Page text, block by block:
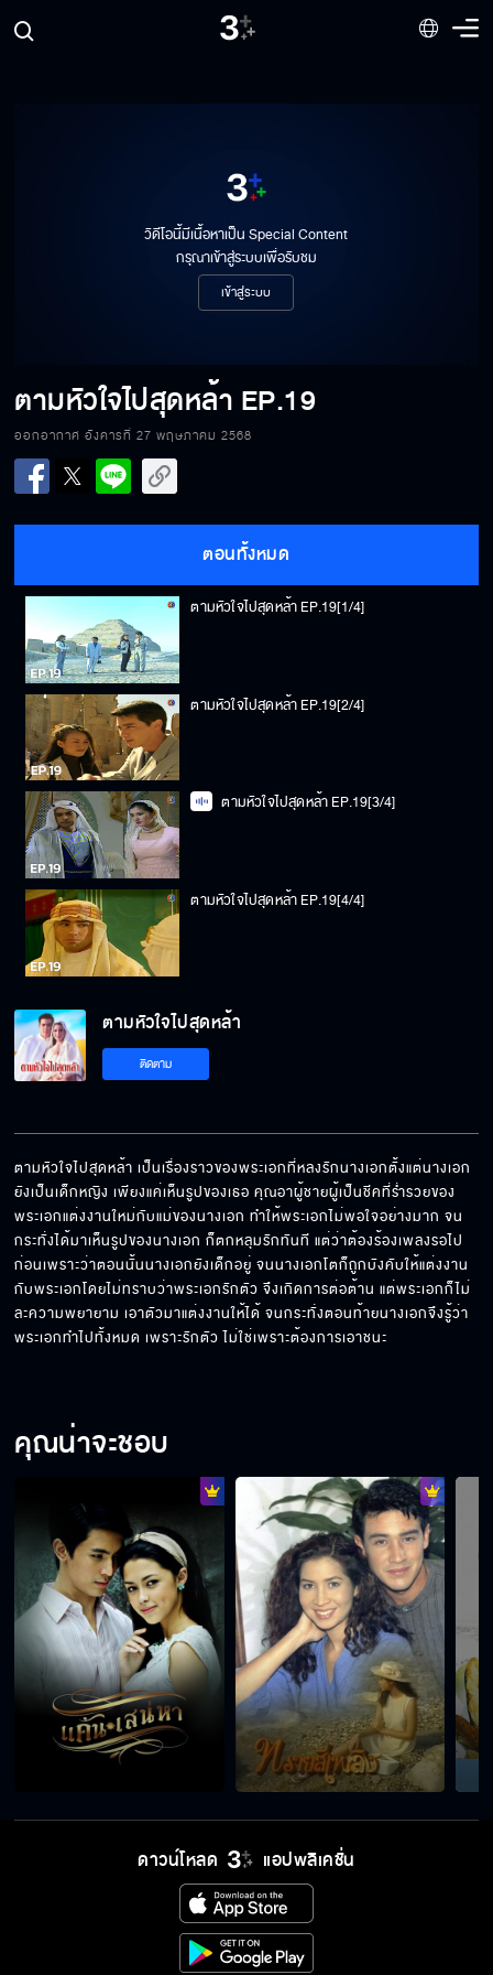
วิดีโอนี้มีเนื้อหาเป็น Special Content
กรุณาเข้าสู่ระบบเพื่อรับชม
เข้าสู่ระบบ
ตามหัวใจไปสุดหล้า EP.19
ออกอากาศ อังคารที่ 27 พฤษภาคม 2568
ตอนทั้งหมด
ตามหัวใจไปสุดหล้า EP.19[1/4]
ตามหัวใจไปสุดหล้า EP.19[2/4]
ตามหัวใจไปสุดหล้า EP.19[3/4]
ตามหัวใจไปสุดหล้า EP.19[4/4]
ตามหัวใจไปสุดหล้า
ติดตาม
ตามหัวใจไปสุดหล้า เป็นเรื่องราวของพระเอกที่หลงรักนางเอกตั้งแต่นางเอก
ยังเป็นเด็กหญิง เพียงแค่เห็นรูปของเธอ คุณอาผู้ชายผู้เป็นชีคที่ร่ำรวยของ
พระเอกแต่งงานใหม่กับแม่ของนางเอก ทำให้พระเอกไม่พอใจอย่างมาก จน
กระทั่งได้มาเห็นรูปของนางเอก ก็ตกหลุมรักทันที แต่ว่าต้องร้องเพลงรอไป
ก่อนเพราะว่าตอนนั้นนางเอกยังเด็กอยู่ จนนางเอกโตก็ถูกบังคับให้แต่งงาน
กับพระเอกโดยไม่ทราบว่าพระเอกรักตัว จึงเกิดการต่อต้าน แต่พระเอกก็ไม่
ละความพยายาม เอาตัวมาแต่งงานให้ได้ จนกระทั่งตอนท้ายนางเอกจึงรู้ว่า
พระเอกทำไปทั้งหมด เพราะรักตัว ไม่ใช่เพราะต้องการเอาชนะ
คุณน่าจะชอบ
ดาวน์โหลด แอปพลิเคชั่น